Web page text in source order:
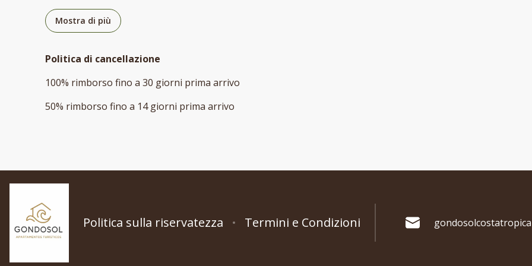
Mostra di più
Politica di cancellazione
100% rimborso fino a 30 giorni prima arrivo
50% rimborso fino a 14 giorni prima arrivo
Politica sulla riservatezza Termini e Condizioni